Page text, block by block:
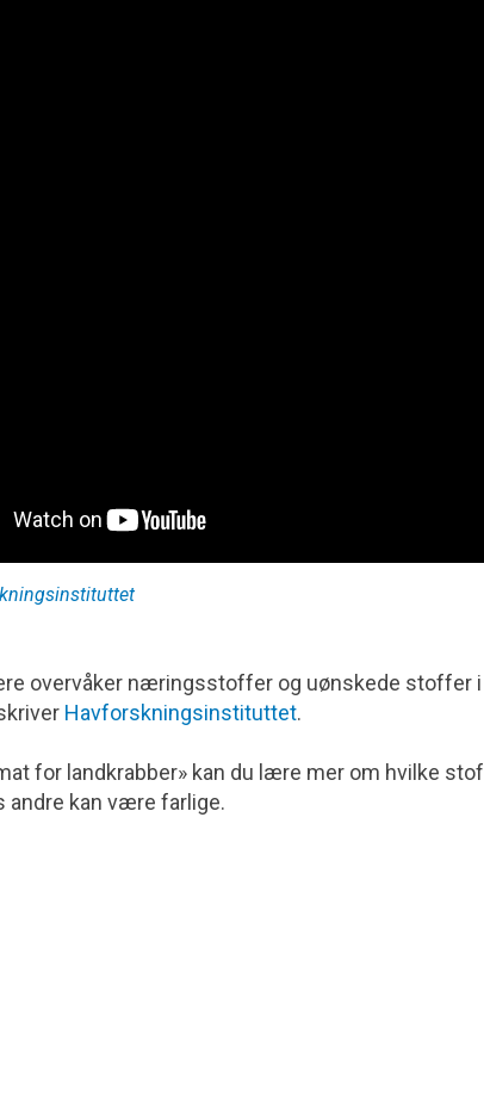
overvåker næringsstoffer og uønskede stoffer
Havforskningsinstituttet.
for landkrabber» kan du lære mer om hvilke
andre kan være farlige.